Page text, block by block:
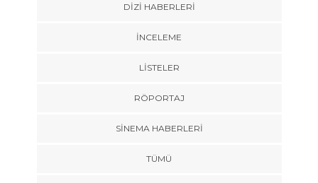
DIZI HABERLERI
İNCELEME
LISTELER
RÖPORTAJ
SINEMA HABERLERI
TÜMÜ